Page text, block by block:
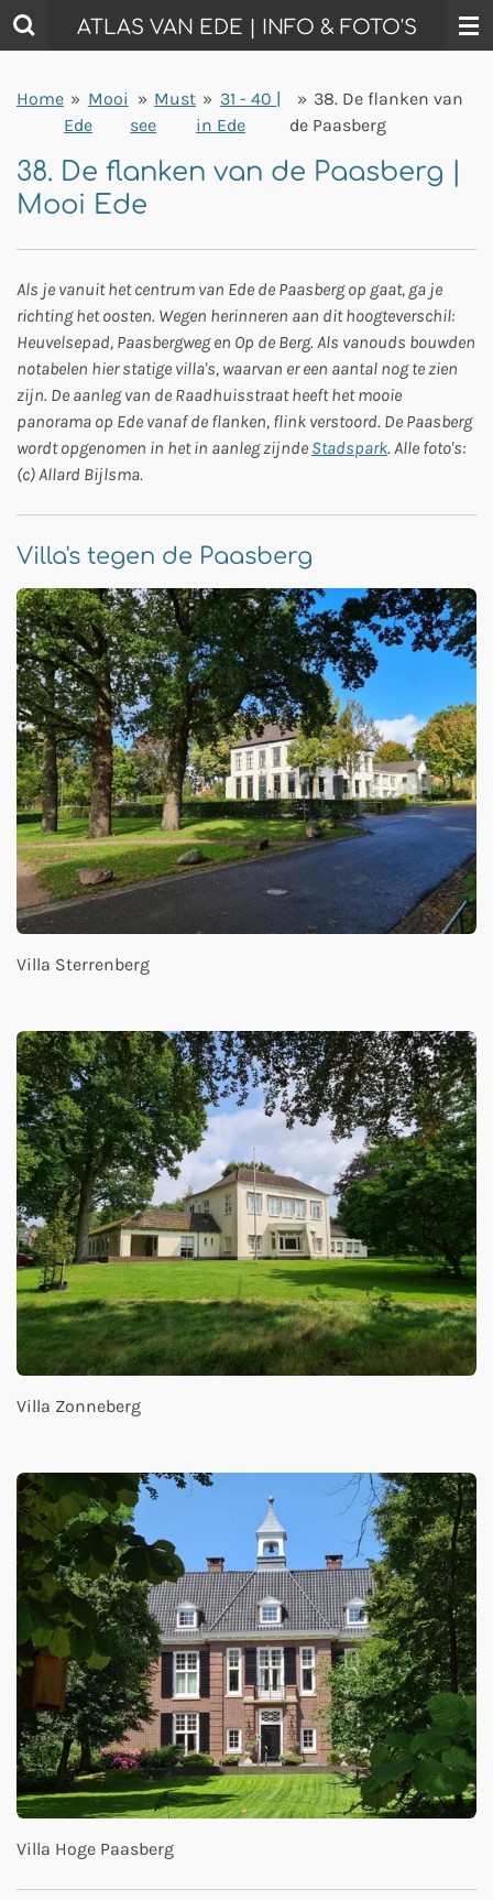
Ga
direct
de
hoofdinhoud
ATLAS VAN EDE | INFO & FOTO'S
Home » Mooi
Ede
» Must
see
» 31 - 40 |
in Ede
» 38. De flanken van
de Paasberg
38. De flanken van de Paasberg |
Mooi Ede
Als je vanuit het centrum van Ede de Paasberg op gaat, ga je
richting het oosten. Wegen herinneren aan dit hoogteverschil:
Heuvelsepad, Paasbergweg en Op de Berg. Als vanouds bouwden
notabelen hier statige villa's, waarvan er een aantal nog te zien
zijn. De aanleg van de Raadhuisstraat heeft het mooie
panorama op Ede vanaf de flanken, flink verstoord. De Paasberg
wordt opgenomen in het in aanleg zijnde Stadspark. Alle foto's:
(c) Allard Bijlsma.
Villa's tegen de Paasberg
Villa Sterrenberg
Villa Zonneberg
Villa Hoge Paasberg